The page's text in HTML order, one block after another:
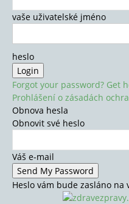
vaše uživatelské jméno
heslo
Forgot your password? Get
Prohlášení o zásadách
Obnova hesla
Obnovit své heslo
Váš e-mail
Heslo vám bude zasláno na